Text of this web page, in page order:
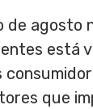
agosto
está
que